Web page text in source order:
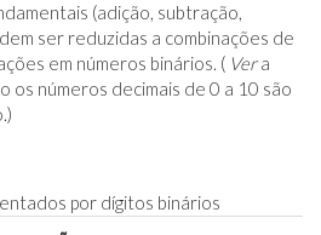
(adição, subtração,
ser reduzidas a combinações de
em números binários. ( Vera
os números decimais de 0 a 10 são
por dígitos binários